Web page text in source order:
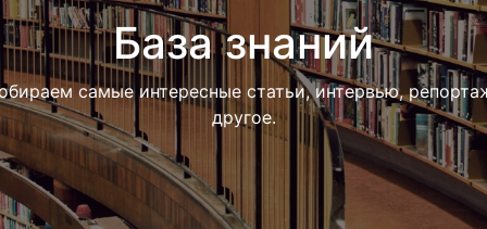
База знаний
самые интересные статьи, интервью,
другое.